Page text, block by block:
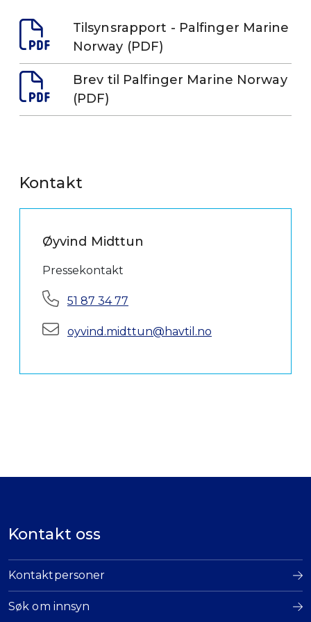
Tilsynsrapport - Palfinger Marine
Norway (PDF)
Brev til Palfinger Marine Norway
(PDF)
Kontakt
Øyvind Midttun
Pressekontakt
Telefon:51 87 34 77
E-post:oyvind.midttun@havtil.no
Kontakt oss
Kontaktpersoner
Søk om innsyn